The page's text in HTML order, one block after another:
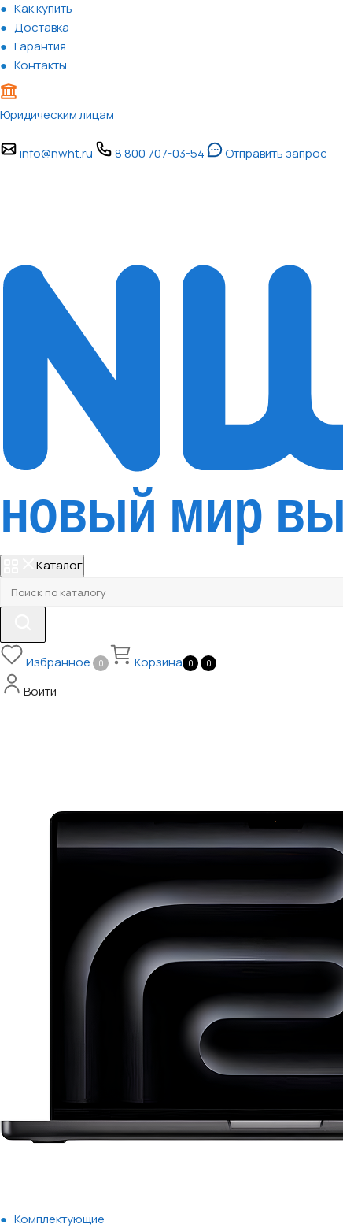
Как купить
Доставка
Гарантия
Контакты
Юридическим лицам
info@nwht.ru 8 800 707-03-54 Отправить запрос
Каталог
Избранное 0 Корзина 0 0
Войти
Комплектующие